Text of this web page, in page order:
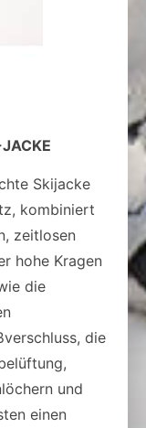
Skijacke
kombiniert
zeitlosen
hohe Kragen
die
die
und
einen